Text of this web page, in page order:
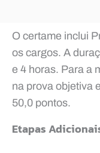
O certame inclui
os cargos. A
e 4 horas. Para a
na prova objetiva
50,0 pontos.
Etapas